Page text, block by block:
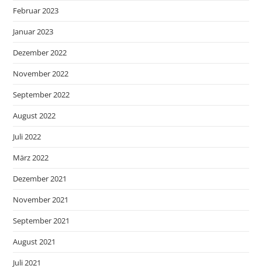
Februar 2023
Januar 2023
Dezember 2022
November 2022
September 2022
August 2022
Juli 2022
März 2022
Dezember 2021
November 2021
September 2021
August 2021
Juli 2021